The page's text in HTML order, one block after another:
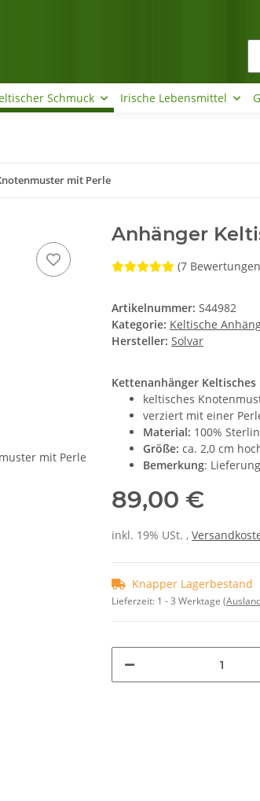
Schmuck Irische Lebensmittel
mit Perle
Anhänger
(7
Artikelnummer: S44982
Kategorie: Keltische
Hersteller: Solvar
Kettenanhänger
keltisches
verziert mit einer
Material: 100%
Größe: ca. 2,0 cm
Bemerkung:
89,00 €
inkl. 19% USt. ,
Knapper Lagerbestand
Lieferzeit: 1 - 3 Werktage